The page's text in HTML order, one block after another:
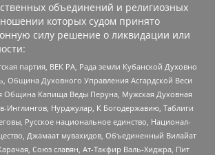
объединений и религиозных
которых судом принято
силу решение о ликвидации или
партия, ВЕК РА, Рада земли Кубанской Духовно
Община Духовного Управления Асгардской Веси
Община Капища Веды Перуна, Мужская Духовная
Инглингов, Нурджулар, К Богодержавию, Таблиги
Русское национальное единство, Национал-
Джамаат мувахидов, Объединенный Вилайат
Союз славян, Ат-Такфир Валь-Хиджра, Пит